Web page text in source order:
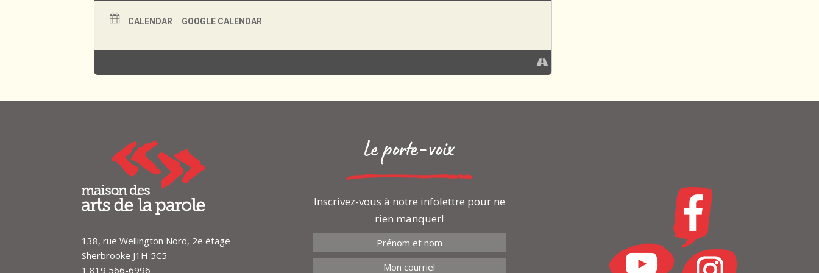
Renseignements et réservations:
info@maisondesartsdelaparole.com
CALENDAR GOOGLE CALENDAR
138, rue Wellington Nord, 2e étage
Sherbrooke J1H 5C5
1 819 566-6996
Le porte-voix
Inscrivez-vous à notre infolettre pour ne
rien manquer!